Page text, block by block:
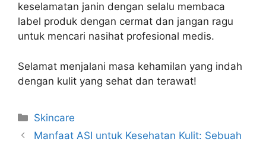
keselamatan janin dengan selalu membaca
label produk dengan cermat dan jangan ragu
untuk mencari nasihat profesional medis.
Selamat menjalani masa kehamilan yang indah
dengan kulit yang sehat dan terawat!
Kategori
Skincare
Manfaat ASI untuk Kesehatan Kulit: Sebuah